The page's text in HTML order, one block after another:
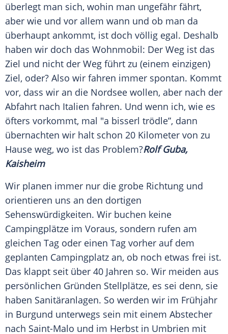
überlegt man sich, wohin man ungefähr fährt,
aber wie und vor allem wann und ob man da
überhaupt ankommt, ist doch völlig egal. Deshalb
haben wir doch das Wohnmobil: Der Weg ist das
Ziel und nicht der Weg führt zu (einem einzigen)
Ziel, oder? Also wir fahren immer spontan. Kommt
vor, dass wir an die Nordsee wollen, aber nach der
Abfahrt nach Italien fahren. Und wenn ich, wie es
öfters vorkommt, mal "a bisserl trödle”, dann
übernachten wir halt schon 20 Kilometer von zu
Hause weg, wo ist das Problem?Rolf Guba,
Kaisheim
Wir planen immer nur die grobe Richtung und
orientieren uns an den dortigen
Sehenswürdigkeiten. Wir buchen keine
Campingplätze im Voraus, sondern rufen am
gleichen Tag oder einen Tag vorher auf dem
geplanten Campingplatz an, ob noch etwas frei ist.
Das klappt seit über 40 Jahren so. Wir meiden aus
persönlichen Gründen Stellplätze, es sei denn, sie
haben Sanitäranlagen. So werden wir im Frühjahr
in Burgund unterwegs sein mit einem Abstecher
nach Saint-Malo und im Herbst in Umbrien mit